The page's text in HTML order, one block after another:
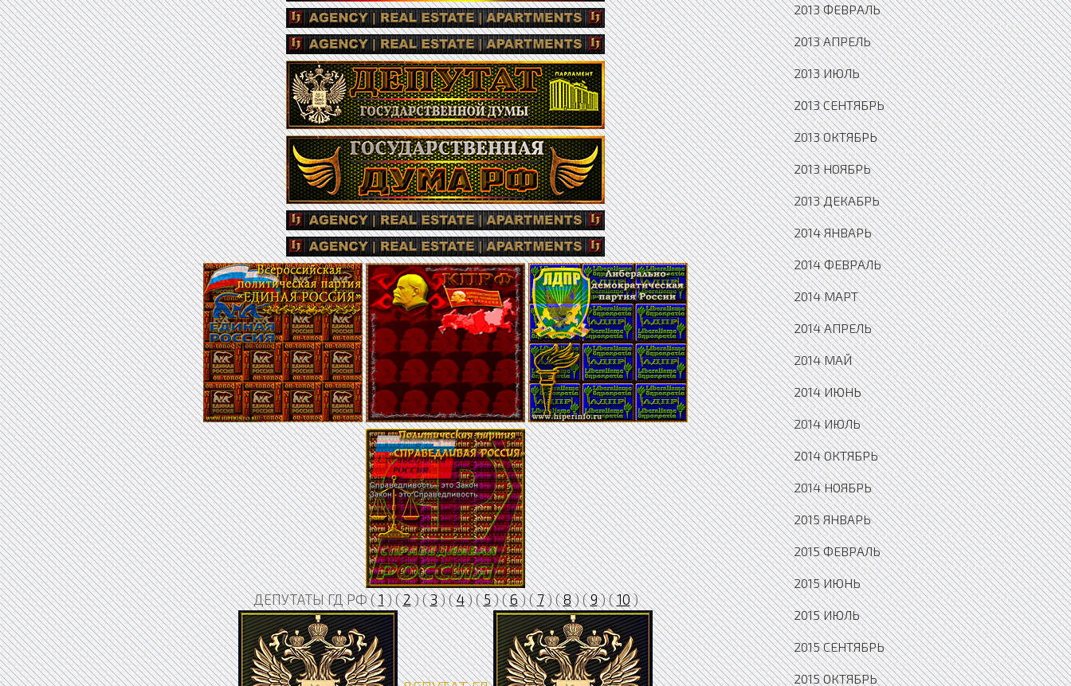
ДЕПУТАТЫ ГД РФ (1) (2) (3) (4) (5) (6) (7) (8) (9) (10)
2013 ФЕВРАЛЬ
2013 АПРЕЛЬ
2013 ИЮЛЬ
2013 СЕНТЯБРЬ
2013 ОКТЯБРЬ
2013 НОЯБРЬ
2013 ДЕКАБРЬ
2014 ЯНВАРЬ
2014 ФЕВРАЛЬ
2014 МАРТ
2014 АПРЕЛЬ
2014 МАЙ
2014 ИЮНЬ
2014 ИЮЛЬ
2014 ОКТЯБРЬ
2014 НОЯБРЬ
2015 ЯНВАРЬ
2015 ФЕВРАЛЬ
2015 ИЮНЬ
2015 ИЮЛЬ
2015 СЕНТЯБРЬ
2015 ОКТЯБРЬ